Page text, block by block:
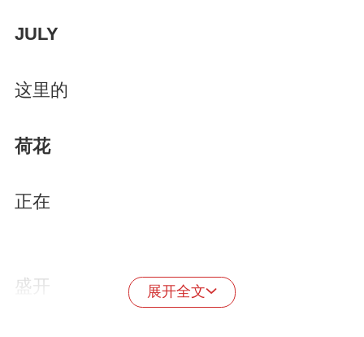
JULY
这里的
荷花
正在
盛开 展开全文